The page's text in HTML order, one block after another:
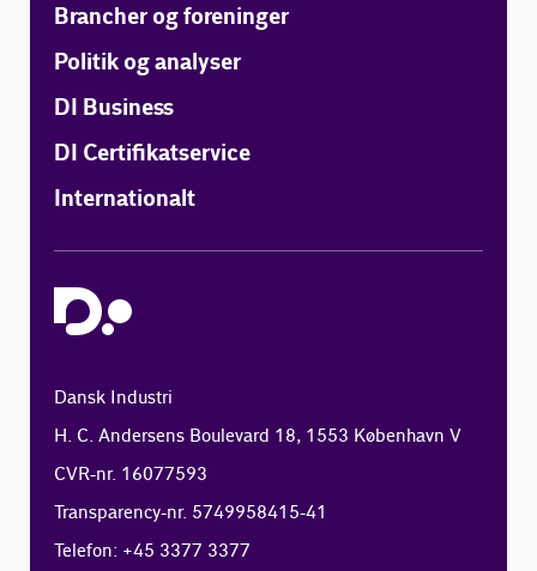
Brancher og foreninger
Politik og analyser
DI Business
DI Certifikatservice
Internationalt
Dansk Industri
H. C. Andersens Boulevard 18, 1553 København V
CVR-nr. 16077593
Transparency-nr. 5749958415-41
Telefon: +45 3377 3377